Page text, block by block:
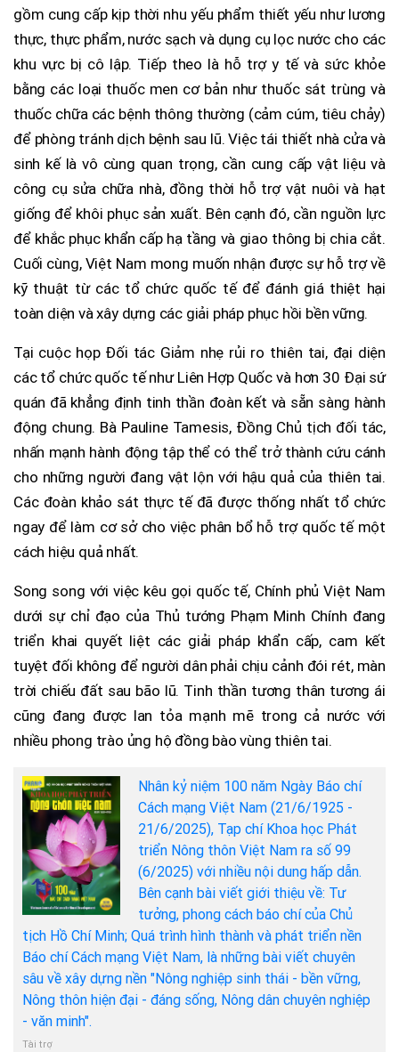
gồm cung cấp kịp thời nhu yếu phẩm thiết yếu như lương
thực, thực phẩm, nước sạch và dụng cụ lọc nước cho các
khu vực bị cô lập. Tiếp theo là hỗ trợ y tế và sức khỏe
bằng các loại thuốc men cơ bản như thuốc sát trùng và
thuốc chữa các bệnh thông thường (cảm cúm, tiêu chảy)
để phòng tránh dịch bệnh sau lũ. Việc tái thiết nhà cửa và
sinh kế là vô cùng quan trọng, cần cung cấp vật liệu và
công cụ sửa chữa nhà, đồng thời hỗ trợ vật nuôi và hạt
giống để khôi phục sản xuất. Bên cạnh đó, cần nguồn lực
để khắc phục khẩn cấp hạ tầng và giao thông bị chia cắt.
Cuối cùng, Việt Nam mong muốn nhận được sự hỗ trợ về
kỹ thuật từ các tổ chức quốc tế để đánh giá thiệt hại
toàn diện và xây dựng các giải pháp phục hồi bền vững.
Tại cuộc họp Đối tác Giảm nhẹ rủi ro thiên tai, đại diện
các tổ chức quốc tế như Liên Hợp Quốc và hơn 30 Đại sứ
quán đã khẳng định tinh thần đoàn kết và sẵn sàng hành
động chung. Bà Pauline Tamesis, Đồng Chủ tịch đối tác,
nhấn mạnh hành động tập thể có thể trở thành cứu cánh
cho những người đang vật lộn với hậu quả của thiên tai.
Các đoàn khảo sát thực tế đã được thống nhất tổ chức
ngay để làm cơ sở cho việc phân bổ hỗ trợ quốc tế một
cách hiệu quả nhất.
Song song với việc kêu gọi quốc tế, Chính phủ Việt Nam
dưới sự chỉ đạo của Thủ tướng Phạm Minh Chính đang
triển khai quyết liệt các giải pháp khẩn cấp, cam kết
tuyệt đối không để người dân phải chịu cảnh đói rét, màn
trời chiếu đất sau bão lũ. Tinh thần tương thân tương ái
cũng đang được lan tỏa mạnh mẽ trong cả nước với
nhiều phong trào ủng hộ đồng bào vùng thiên tai.
Nhân kỷ niệm 100 năm Ngày Báo chí
Cách mạng Việt Nam (21/6/1925 -
21/6/2025), Tạp chí Khoa học Phát
triển Nông thôn Việt Nam ra số 99
(6/2025) với nhiều nội dung hấp dẫn.
Bên cạnh bài viết giới thiệu về: Tư
tưởng, phong cách báo chí của Chủ
tịch Hồ Chí Minh; Quá trình hình thành và phát triển nền
Báo chí Cách mạng Việt Nam, là những bài viết chuyên
sâu về xây dựng nền "Nông nghiệp sinh thái - bền vững,
Nông thôn hiện đại - đáng sống, Nông dân chuyên nghiệp
- văn minh".
Tài trợ